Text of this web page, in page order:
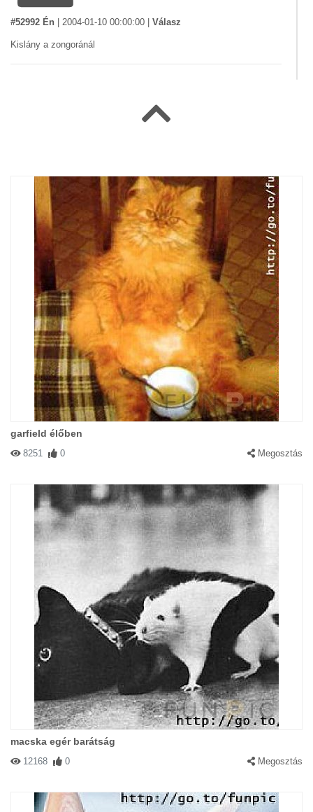
#52992 Én 2004-01-10 00:00:00 Válasz
Kislány a zongoránál
Beethoven macskája
#238 Élesné Irén| 2002-11-02 00:00:00 Válasz
Így aztán nem klimpíroz a gazdi olyan hamisan!
garfield élőben
8251 0 Megosztás
macska egér barátság
12168 0 Megosztás